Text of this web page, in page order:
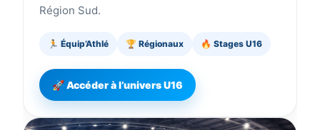
Région Sud.
🏃 Équip’Athlé 🏆 Régionaux 🔥 Stages U16
🚀 Accéder à l’univers U16